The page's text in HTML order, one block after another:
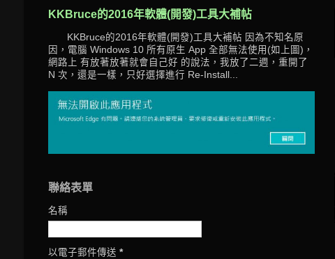
KKBruce的2016年軟體(開發)工具大補帖
KKBruce的2016年軟體(開發)工具大補帖 因為不知名原
因，電腦 Windows 10 所有原生 App 全部無法使用(如上圖)，
網路上 有放著放著就會自己好 的說法，我放了二週，重開了
N 次，還是一樣，只好選擇進行 Re-Install...
聯絡表單
名稱
以電子郵件傳送 *